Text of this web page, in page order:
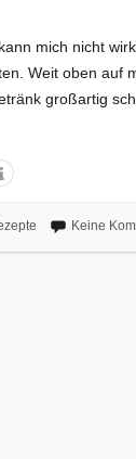
mich nicht
Weit oben auf
großartig
Keine